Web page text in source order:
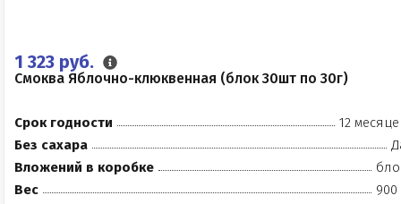
1 323 руб.
Смоква Яблочно-клюквенная (блок 30шт по 30г)
Срок годности
12
Без сахара
Вложений в коробке
Вес
900